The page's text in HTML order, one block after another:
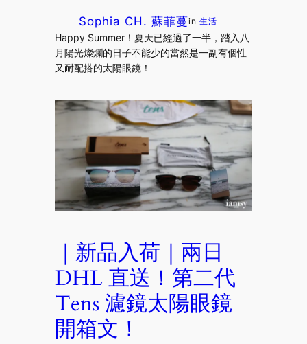
Sophia CH. 蘇菲蔓in生活
Happy Summer！夏天已經過了一半，踏入八
月陽光燦爛的日子不能少的當然是一副有個性
又耐配搭的太陽眼鏡！
｜新品入荷｜兩日
DHL 直送！第二代
Tens 濾鏡太陽眼鏡
開箱文！